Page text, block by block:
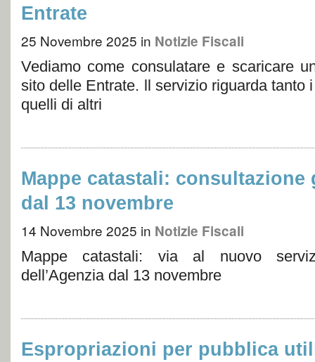
Entrate
25 Novembre 2025 in Notizie Fiscali
Vediamo come consulatare e scaricare
sito delle Entrate. ll servizio riguarda tanto
quelli di altri
Mappe catastali:
dal 13 novembre
14 Novembre 2025 in Notizie Fiscali
Mappe catastali: via al nuovo
dell’Agenzia dal 13 novembre
Espropriazioni per pubblica